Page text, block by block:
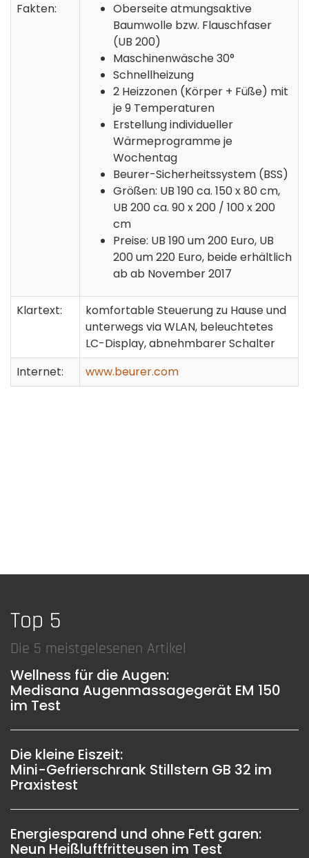
Fakten:
Oberseite atmungsaktive
Baumwolle bzw. Flauschfaser
(UB 200)
Maschinenwäsche 30°
Schnellheizung
2 Heizzonen (Körper + Füße) mit
je 9 Temperaturen
Erstellung individueller
Wärmeprogramme je
Wochentag
Beurer-Sicherheitssystem (BSS)
Größen: UB 190 ca. 150 x 80 cm,
UB 200 ca. 90 x 200 / 100 x 200
cm
Preise: UB 190 um 200 Euro, UB
200 um 220 Euro, beide erhältlich
ab ab November 2017
Klartext:
komfortable Steuerung zu Hause und
unterwegs via WLAN, beleuchtetes
LC-Display, abnehmbarer Schalter
Internet:
www.beurer.com
Top 5
Die 5 meistgelesenen Artikel
Wellness für die Augen:
Medisana Augenmassagegerät EM 150
im Test
Die kleine Eiszeit:
Mini-Gefrierschrank Stillstern GB 32 im
Praxistest
Energiesparend und ohne Fett garen:
Neun Heißluftfritteusen im Test